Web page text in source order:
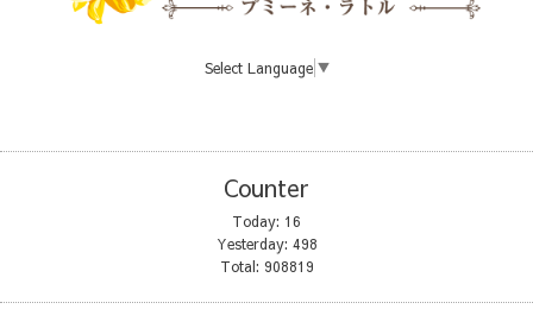
Select Language ▼
Counter
Today: 16
Yesterday: 498
Total: 908819